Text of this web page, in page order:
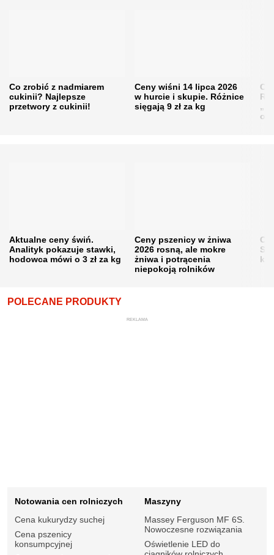
Co zrobić z nadmiarem
cukinii? Najlepsze
przetwory z cukinii!
Ceny wiśni 14 lipca 2026
w hurcie i skupie. Różnice
sięgają 9 zł za kg
Aktualne ceny świń.
Analityk pokazuje stawki,
hodowca mówi o 3 zł za kg
Ceny pszenicy w żniwa
2026 rosną, ale mokre
żniwa i potrącenia
niepokoją rolników
POLECANE PRODUKTY
REKLAMA
Notowania cen rolniczych
Cena kukurydzy suchej
Cena pszenicy
konsumpcyjnej
Maszyny
Massey Ferguson MF 6S.
Nowoczesne rozwiązania
Oświetlenie LED do